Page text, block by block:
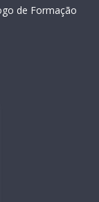
de Formação